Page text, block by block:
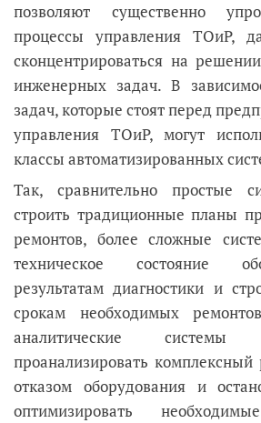
позволяют существенно
процессы управления ТОиР,
сконцентрироваться на
инженерных задач. В
задач, которые стоят перед
управления ТОиР, могут
классы автоматизированных
Так, сравнительно простые
строить традиционные планы
ремонтов, более сложные
техническое состояние
результатам диагностики и
срокам необходимых
аналитические
проанализировать комплексный
отказом оборудования и
оптимизировать